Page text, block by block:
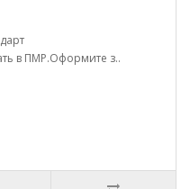
в ПМР.Оформите з..